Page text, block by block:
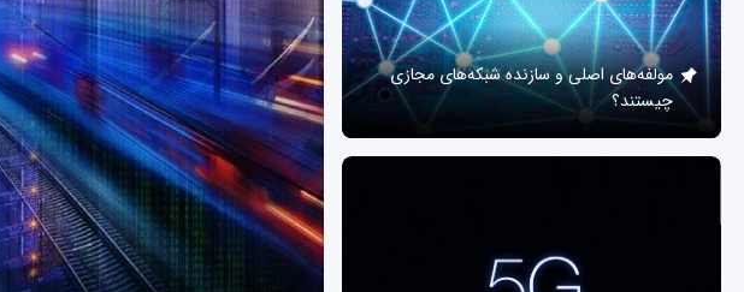
مولفه‌های اصلی و سازنده شبکه‌های مجازی
چیستند؟